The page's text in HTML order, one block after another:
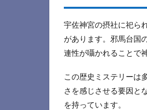
宇佐神宮の摂社に祀ら
があります。邪馬台国
連性が囁かれることで
この歴史ミステリーは
さを感じさせる要因と
を持っています。